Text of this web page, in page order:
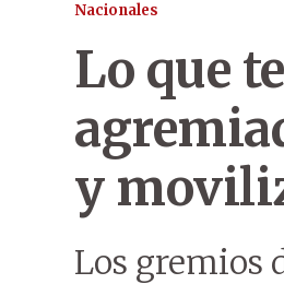
Nacionales
Lo que
y
Los gremios